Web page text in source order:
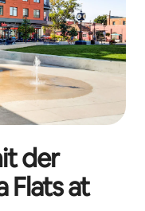
der
Flats at